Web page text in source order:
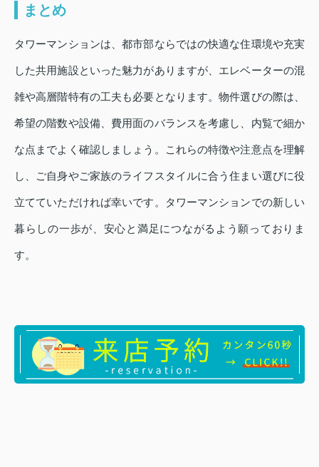
まとめ
タワーマンションは、都市部ならではの快適な住環境や充実
した共用施設といった魅力がありますが、エレベーターの混
雑や高層階特有の工夫も必要となります。物件選びの際は、
希望の階数や設備、費用面のバランスを考慮し、内覧で細か
な点までよく確認しましょう。これらの特徴や注意点を理解
し、ご自身やご家族のライフスタイルに合う住まい選びに役
立てていただければ幸いです。タワーマンションでの新しい
暮らしの一歩が、安心と満足につながるよう願っておりま
す。